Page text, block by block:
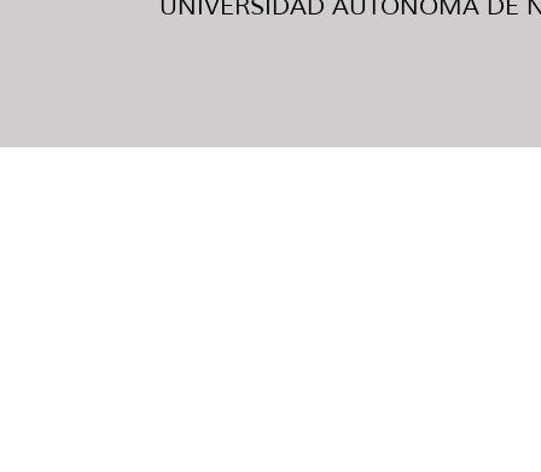
UNIVERSIDAD AUTÓNOMA DE